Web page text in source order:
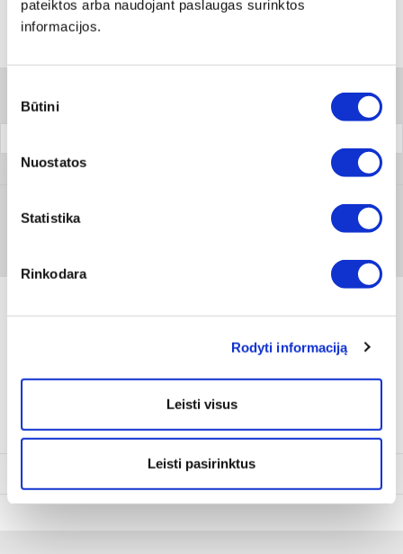
pateiktos arba naudojant paslaugas surinktos
informacijos.
pasirinkimas
Būtini
Nuostatos
Statistika
Rinkodara
Rodyti informaciją
Leisti visus
Leisti pasirinktus
Filtrai
0510 6
Akumuliatoriaus gnybtas su varžtu (-)
Techninė informacija